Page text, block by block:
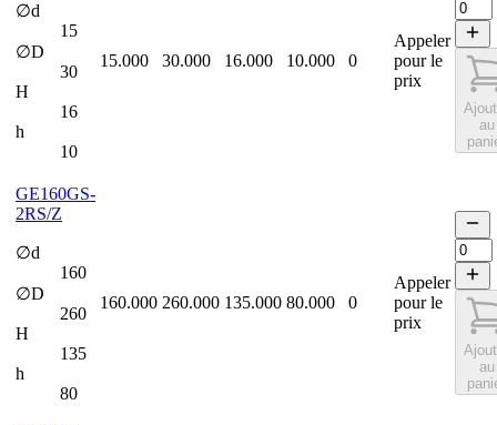
∅d
15
∅D
30
H
16
h
10
15.000 30.000 16.000 10.000 0
Appeler
pour le
prix
au
GE160GS-
2RS/Z
∅d
160
∅D
260
H
135
h
80
160.000 260.000 135.000 80.000 0
Appeler
pour le
prix
au